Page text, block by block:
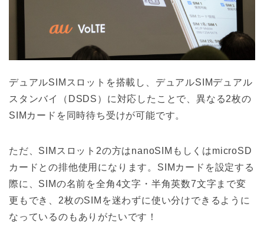
デュアルSIMスロットを搭載し、デュアルSIMデュアル
スタンバイ（DSDS）に対応したことで、異なる2枚の
SIMカードを同時待ち受けが可能です。
ただ、SIMスロット2の方はnanoSIMもしくはmicroSD
カードとの排他使用になります。SIMカードを設定する
際に、SIMの名前を全角4文字・半角英数7文字まで変
更もでき、2枚のSIMを迷わずに使い分けできるように
なっているのもありがたいです！